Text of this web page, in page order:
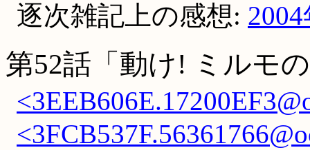
逐次雑記上の感想:
第52話「動け! ミルモ